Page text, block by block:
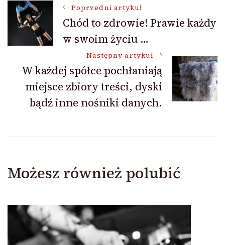
Nawigacja
wpisu
Poprzedni artykuł
Chód to zdrowie! Prawie każdy
w swoim życiu …
Następny artykuł
W każdej spółce pochłaniają
miejsce zbiory treści, dyski
bądź inne nośniki danych.
Możesz również polubić